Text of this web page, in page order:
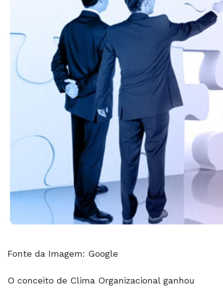
Fonte da Imagem: Google
O conceito de Clima Organizacional ganhou